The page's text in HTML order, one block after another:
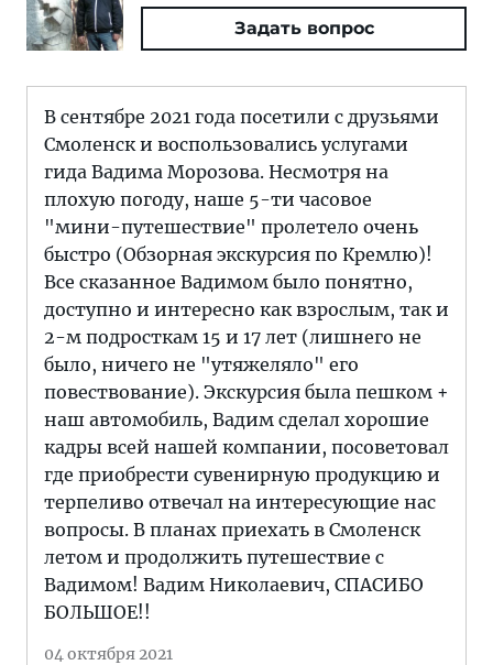
Задать вопрос
В сентябре 2021 года посетили с друзьями
Смоленск и воспользовались услугами
гида Вадима Морозова. Несмотря на
плохую погоду, наше 5-ти часовое
"мини-путешествие" пролетело очень
быстро (Обзорная экскурсия по Кремлю)!
Все сказанное Вадимом было понятно,
доступно и интересно как взрослым, так и
2-м подросткам 15 и 17 лет (лишнего не
было, ничего не "утяжеляло" его
повествование). Экскурсия была пешком +
наш автомобиль, Вадим сделал хорошие
кадры всей нашей компании, посоветовал
где приобрести сувенирную продукцию и
терпеливо отвечал на интересующие нас
вопросы. В планах приехать в Смоленск
летом и продолжить путешествие с
Вадимом! Вадим Николаевич, СПАСИБО
БОЛЬШОЕ!!
04 октября 2021